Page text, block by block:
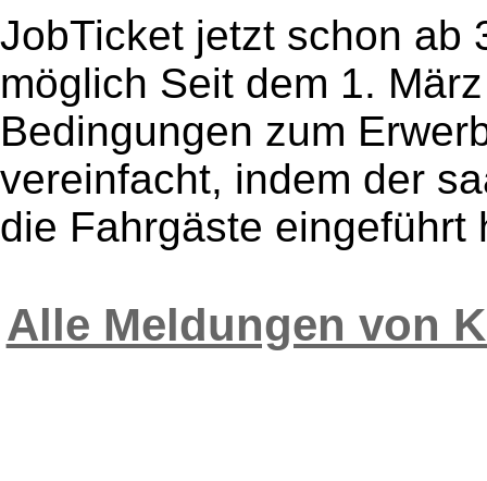
JobTicket jetzt schon ab
möglich Seit dem 1.
Bedingungen zum
vereinfacht, indem der
die Fahrgäste eingeführt
Alle Meldungen von